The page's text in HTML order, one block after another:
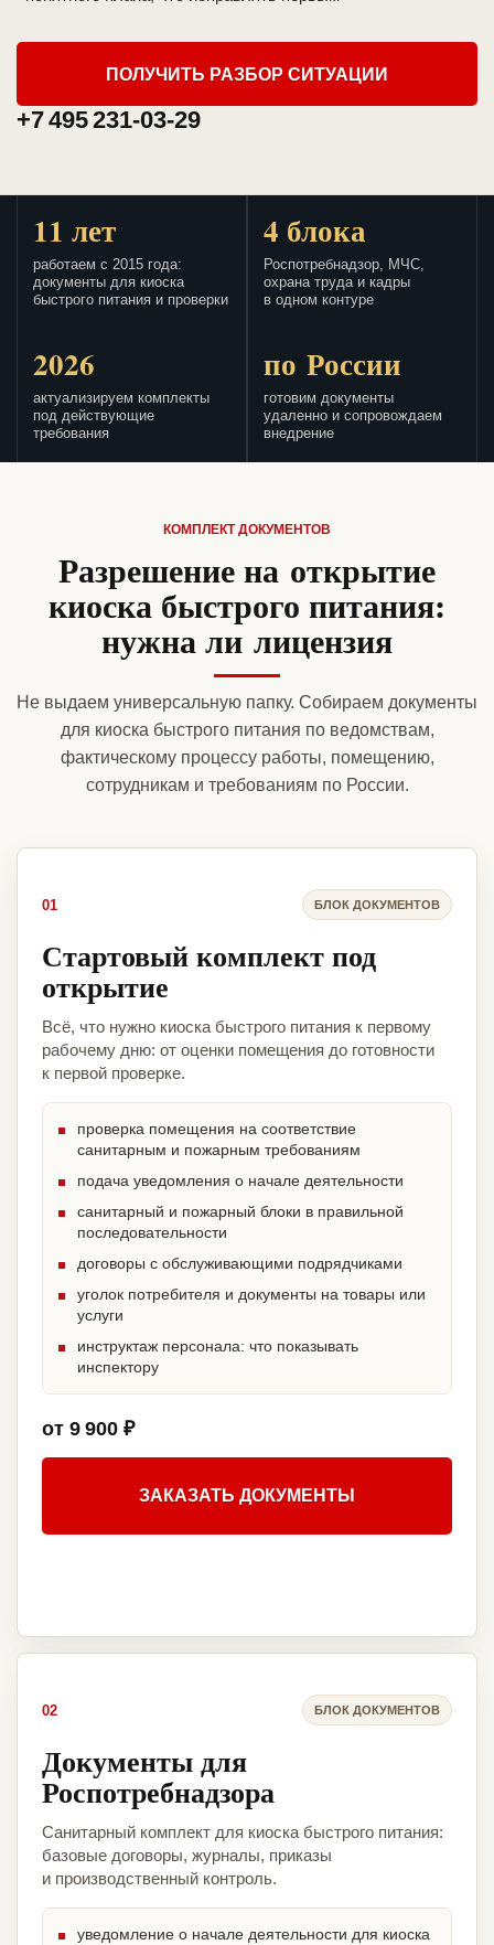
ПОЛУЧИТЬ РАЗБОР СИТУАЦИИ
+7 495 231-03-29
11 лет
работаем с 2015 года:
документы для киоска
быстрого питания и проверки
4 блока
Роспотребнадзор, МЧС,
охрана труда и кадры
в одном контуре
2026
актуализируем комплекты
под действующие
требования
по России
готовим документы
удаленно и сопровождаем
внедрение
КОМПЛЕКТ ДОКУМЕНТОВ
Разрешение на открытие
киоска быстрого питания:
нужна ли лицензия
Не выдаем универсальную папку. Собираем документы
для киоска быстрого питания по ведомствам,
фактическому процессу работы, помещению,
сотрудникам и требованиям по России.
01 БЛОК ДОКУМЕНТОВ
Стартовый комплект под
открытие
Всё, что нужно киоска быстрого питания к первому
рабочему дню: от оценки помещения до готовности
к первой проверке.
проверка помещения на соответствие
санитарным и пожарным требованиям
подача уведомления о начале деятельности
санитарный и пожарный блоки в правильной
последовательности
договоры с обслуживающими подрядчиками
уголок потребителя и документы на товары или
услуги
инструктаж персонала: что показывать
инспектору
от 9 900 ₽
ЗАКАЗАТЬ ДОКУМЕНТЫ
02 БЛОК ДОКУМЕНТОВ
Документы для
Роспотребнадзора
Санитарный комплект для киоска быстрого питания:
базовые договоры, журналы, приказы
и производственный контроль.
уведомление о начале деятельности для киоска